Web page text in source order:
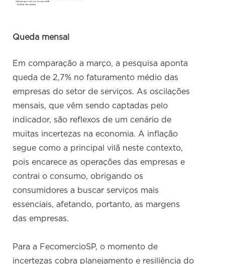
Queda mensal
Em comparação a março, a pesquisa aponta
queda de 2,7% no faturamento médio das
empresas do setor de serviços. As oscilações
mensais, que vêm sendo captadas pelo
indicador, são reflexos de um cenário de
muitas incertezas na economia. A inflação
segue como a principal vilã neste contexto,
pois encarece as operações das empresas e
contrai o consumo, obrigando os
consumidores a buscar serviços mais
essenciais, afetando, portanto, as margens
das empresas.
Para a FecomercioSP, o momento de
incertezas cobra planejamento e resiliência do